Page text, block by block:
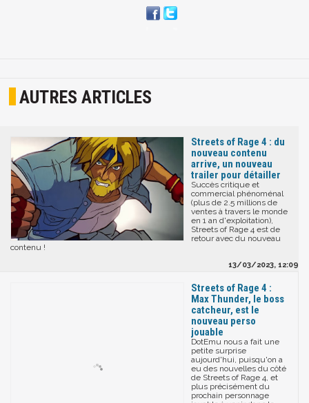
AUTRES ARTICLES
Streets of Rage 4 : du
nouveau contenu
arrive, un nouveau
trailer pour détailler
Succès critique et
commercial phénoménal
(plus de 2.5 millions de
ventes à travers le monde
en 1 an d'exploitation),
Streets of Rage 4 est de
retour avec du nouveau
contenu !
13/03/2023, 12:09
Streets of Rage 4 :
Max Thunder, le boss
catcheur, est le
nouveau perso
jouable
DotEmu nous a fait une
petite surprise
aujourd'hui, puisqu'on a
eu des nouvelles du côté
de Streets of Rage 4, et
plus précisément du
prochain personnage